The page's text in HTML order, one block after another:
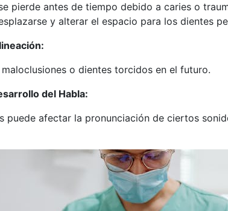
pierde antes de tiempo debido a caries o
y alterar el espacio para los dientes
o dientes torcidos en el futuro.
del Habla:
puede afectar la pronunciación de ciertos